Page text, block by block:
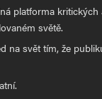
platforma
světě.
na svět tím, že